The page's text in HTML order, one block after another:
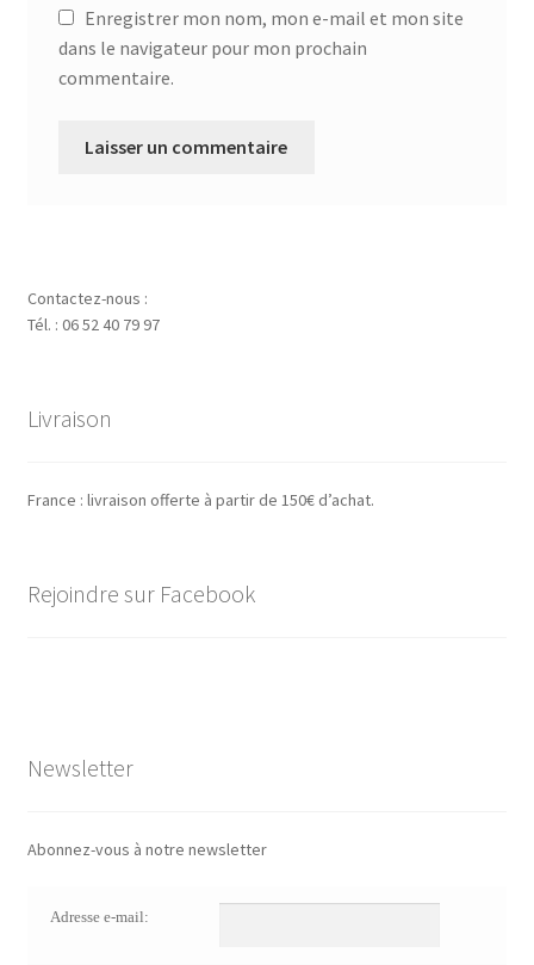
Enregistrer mon nom, mon e-mail et mon site
dans le navigateur pour mon prochain
commentaire.
Contactez-nous :
Tél. : 06 52 40 79 97
Livraison
France : livraison offerte à partir de 150€ d’achat.
Rejoindre sur Facebook
Newsletter
Abonnez-vous à notre newsletter
Adresse e-mail: